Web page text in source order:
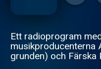
Ett radioprogram
musikproducenterna
grunden) och Färska